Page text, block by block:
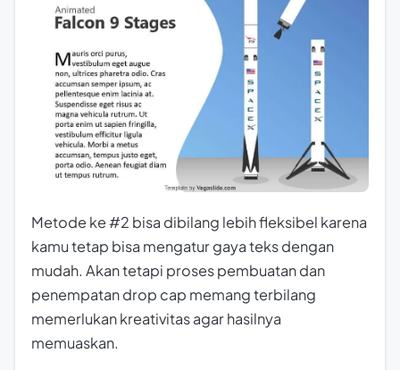
Metode ke #2 bisa dibilang lebih fleksibel karena
kamu tetap bisa mengatur gaya teks dengan
mudah. Akan tetapi proses pembuatan dan
penempatan drop cap memang terbilang
memerlukan kreativitas agar hasilnya
memuaskan.